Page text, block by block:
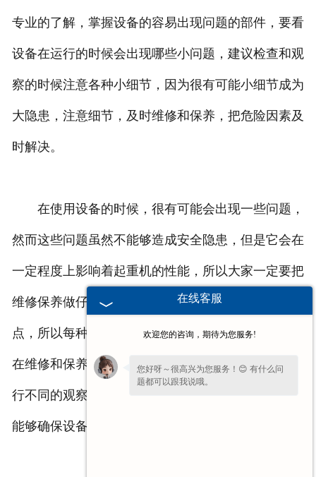
专业的了解，掌握设备的容易出现问题的部件，要看
设备在运行的时候会出现哪些小问题，建议检查和观
察的时候注意各种小细节，因为很有可能小细节成为
大隐患，注意细节，及时维修和保养，把危险因素及
时解决。
在使用设备的时候，很有可能会出现一些问题，
然而这些问题虽然不能够造成安全隐患，但是它会在
一定程度上影响着起重机的性能，所以大家一定要把
维修保养做仔细，不同的起重设备，会有不同的特
点，所以每种设备都会出现不同的故障点，所以大家
在维修和保养中要仔细检查，根据不同特点的设备进
行不同的观察和检查，然后做出详细的记录，这样才
能够确保设备的稳定性。
在线客服
欢迎您的咨询，期待为您服务!
您好呀～很高兴为您服务！😊 有什么问
题都可以跟我说哦。